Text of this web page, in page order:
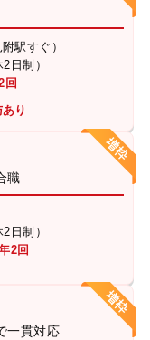
駅すぐ）
日制）
回
り
職
日制）
2回
一貫対応